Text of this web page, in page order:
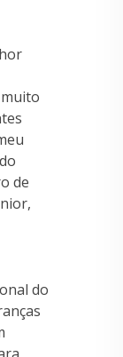
de
do